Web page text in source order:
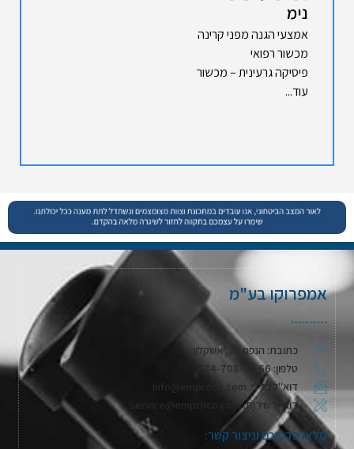
נימ
אמצעי הגנה מפני קרינה
מכשור רפואי
פיסיקה גרעינית – מכשור
עוד...
אמפרוקו בע"מ
כתובת: הנפח 28, אשקלון
טלפון: 074-708-71-66
דוא"ל כללי: Info@emproco.com
דוא"ל שירות: Service@emproco.com
מלאו פרטיכם וניצור קשר: